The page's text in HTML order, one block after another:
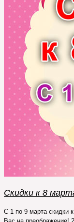
Cкидки к 8
C 1 по 9 марта cкидки